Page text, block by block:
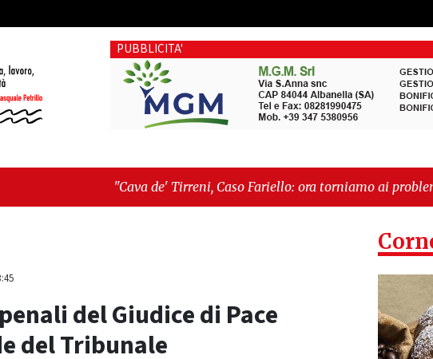
PUBBLICITA'
"Cava de' Tirreni, Caso Fariello: ora torniamo ai problemi veri" -
dimentica perché esiste"
del Giudice di Pace
del Tribunale